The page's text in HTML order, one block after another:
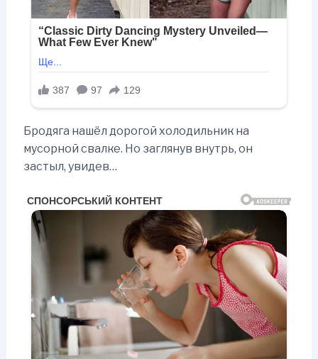
Бродяга нашёл дорогой холодильник на
мусорной свалке. Но заглянув внутрь, он
застыл, увидев…